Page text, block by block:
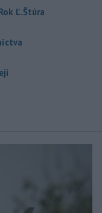
Ľ.Štúra